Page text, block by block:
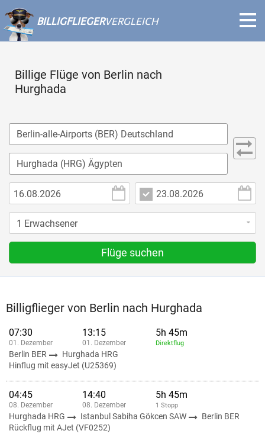
BILLIGFLIEGERVERGLEICH
Billige Flüge von Berlin nach
Hurghada
Flüge suchen
Billigflieger von Berlin nach Hurghada
07:30
01. Dezember
13:15
01. Dezember
5h 45m
Direktflug
Berlin BER
Hurghada HRG
Hinflug mit easyJet (U25369)
04:45
08. Dezember
14:40
08. Dezember
5h 45m
1 Stopp
Hurghada HRG Istanbul Sabiha Gökcen SAW
Berlin BER
Rückflug mit AJet (VF0252)